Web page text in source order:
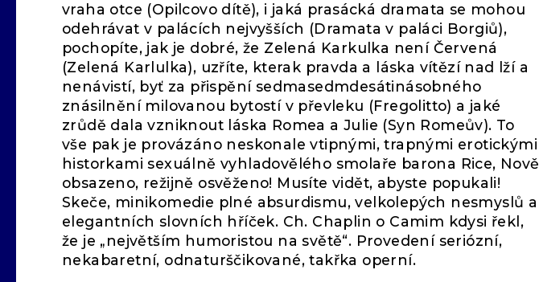
vraha otce (Opilcovo dítě), i jaká prasácká dramata se mohou
odehrávat v palácích nejvyšších (Dramata v paláci Borgiů),
pochopíte, jak je dobré, že Zelená Karkulka není Červená
(Zelená Karlulka), uzříte, kterak pravda a láska vítězí nad lží a
nenávistí, byť za přispění sedmasedmdesátinásobného
znásilnění milovanou bytostí v převleku (Fregolitto) a jaké
zrůdě dala vzniknout láska Romea a Julie (Syn Romeův). To
vše pak je provázáno neskonale vtipnými, trapnými erotickými
historkami sexuálně vyhladovělého smolaře barona Rice, Nově
obsazeno, režijně osvěženo! Musíte vidět, abyste popukali!
Skeče, minikomedie plné absurdismu, velkolepých nesmyslů a
elegantních slovních hříček. Ch. Chaplin o Camim kdysi řekl,
že je „největším humoristou na světě“. Provedení seriózní,
nekabaretní, odnaturščikované, takřka operní.